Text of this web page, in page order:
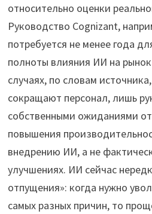
относительно оценки
Руководство Cognizant,
потребуется не менее года
полноты влияния ИИ на
случаях, по словам
сокращают персонал, лишь
собственными ожиданиями
повышения
внедрению ИИ, а не
улучшениях. ИИ сейчас
отпущения»: когда нужно
самых разных причин, то